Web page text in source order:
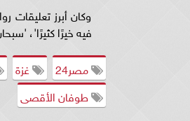
وكان أبرز تعليقات
فيه خيرًا كثيرًا'،
مصر24
غزة
طوفان الأقصى